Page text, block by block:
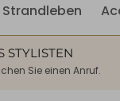
Strandleben
STYLISTEN
Sie einen Anruf.